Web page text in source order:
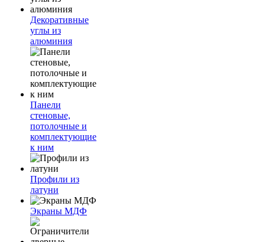
Декоративные
углы из
алюминия
Панели
стеновые,
потолочные и
комплектующие
к ним
Профили из
латуни
Экраны МДФ